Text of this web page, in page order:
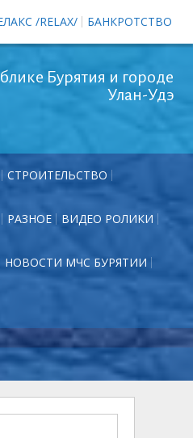
/RELAX/ БАНКРОТСТВО
Бурятия и городе
Улан-Удэ
СТРОИТЕЛЬСТВО
РАЗНОЕ ВИДЕО РОЛИКИ
НОВОСТИ МЧС БУРЯТИИ